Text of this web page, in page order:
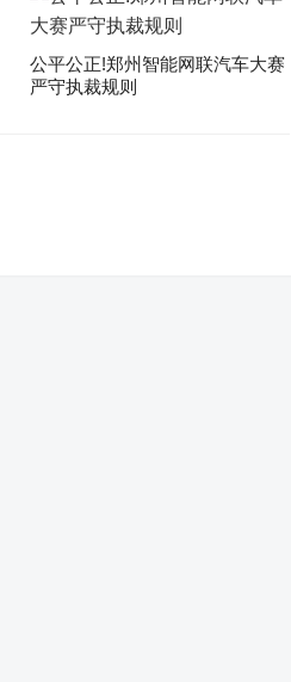
公平公正!郑州智能网联汽车大赛
严守执裁规则